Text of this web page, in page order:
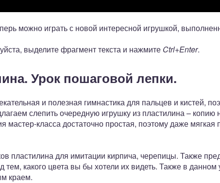
можно играть с новой интересной игрушкой,
выделите фрагмент текста и нажмите Ctrl+Enter.
Урок пошаговой лепки.
и полезная гимнастика для пальцев и кистей,
слепить очередную игрушку из пластилина – копию
мастер-класса достаточно простая, поэтому даже
пластилина для имитации кирпича, черепицы. Также
тем, какого цвета вы бы хотели их видеть. Также в данном
краем.